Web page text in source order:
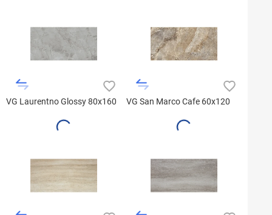
VG Laurentno Glossy 80x160 VG San Marco Cafe 60x120